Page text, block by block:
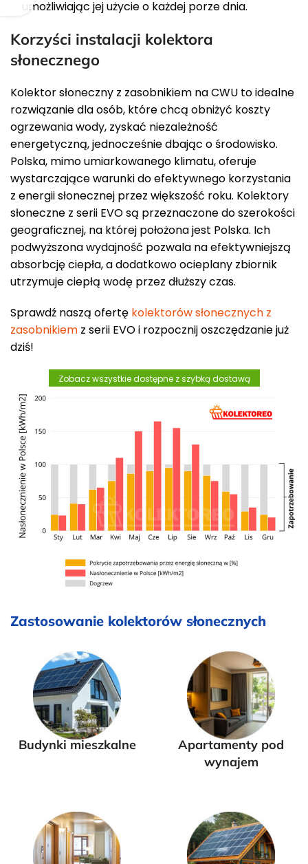
umożliwiając jej użycie o każdej porze dnia.
Korzyści instalacji kolektora
słonecznego
Kolektor słoneczny z zasobnikiem na CWU to idealne
rozwiązanie dla osób, które chcą obniżyć koszty
ogrzewania wody, zyskać niezależność
energetyczną, jednocześnie dbając o środowisko.
Polska, mimo umiarkowanego klimatu, oferuje
wystarczające warunki do efektywnego korzystania
z energii słonecznej przez większość roku. Kolektory
słoneczne z serii EVO są przeznaczone do szerokości
geograficznej, na której położona jest Polska. Ich
podwyższona wydajność pozwala na efektywniejszą
absorbcję ciepła, a dodatkowo ocieplany zbiornik
utrzymuje ciepłą wodę przez dłuższy czas.
Sprawdź naszą ofertę kolektorów słonecznych z
zasobnikiem z serii EVO i rozpocznij oszczędzanie już
dziś!
Zobacz wszystkie dostępne z szybką dostawą
Zastosowanie kolektorów słonecznych
Budynki mieszkalne
Apartamenty pod
wynajem